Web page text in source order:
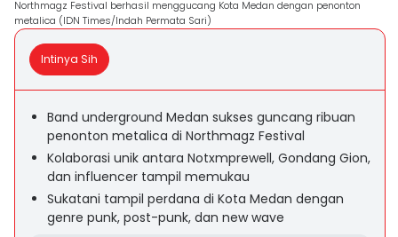
Northmagz Festival berhasil menggucang Kota Medan dengan penonton
metalica (IDN Times/Indah Permata Sari)
Intinya Sih
Band underground Medan sukses guncang ribuan
penonton metalica di Northmagz Festival
Kolaborasi unik antara Notxmprewell, Gondang Gion,
dan influencer tampil memukau
Sukatani tampil perdana di Kota Medan dengan
genre punk, post-punk, dan new wave